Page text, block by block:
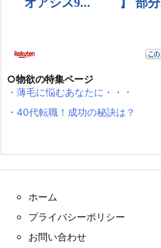
○物欲の特集ページ
・薄毛に悩むあなたに・・・
・40代転職！成功の秘訣は？
ホーム
プライバシーポリシー
お問い合わせ